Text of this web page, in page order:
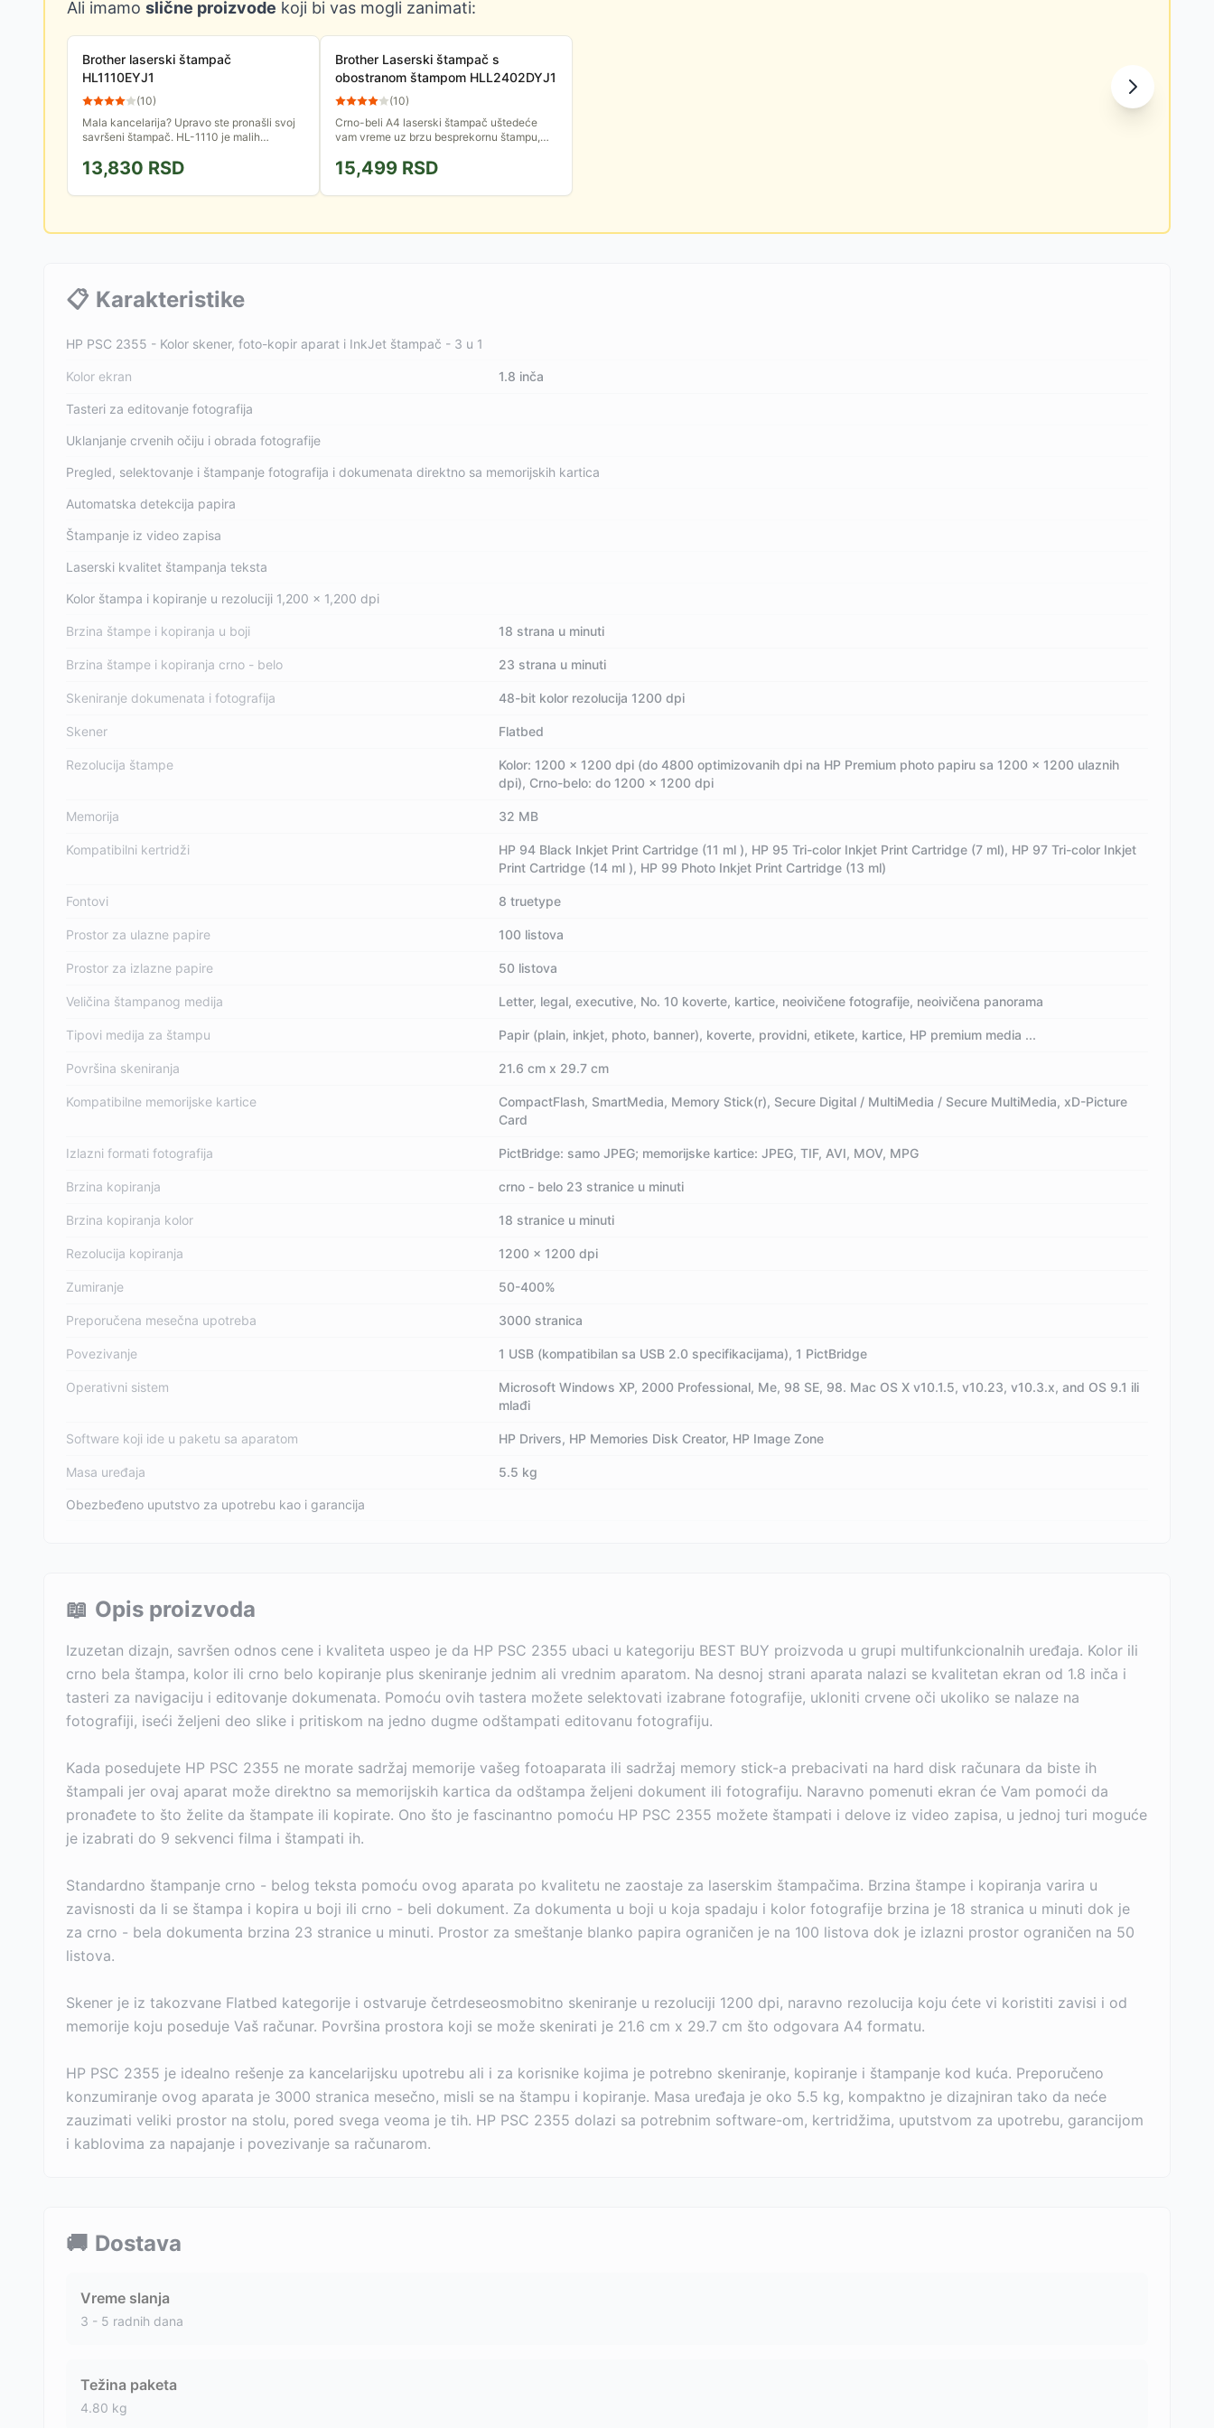
Ali imamo slične proizvode koji bi vas mogli zanimati:
Brother laserski štampač
HL1110EYJ1
(10)
Mala kancelarija? Upravo ste pronašli svoj
savršeni štampač. HL-1110 je malih
prvu stranicu za manje od...
13,830 RSD
Brother Laserski štampač s
obostranom štampom HLL2402DYJ1
(10)
Crno-beli A4 laserski štampač uštedeće
vam vreme uz brzu besprekornu štampu,
kapacitet papira. Povećajte...
15,499 RSD
📋 Karakteristike
HP PSC 2355 - Kolor skener, foto-kopir aparat i InkJet štampač - 3 u 1
Kolor ekran 1.8 inča
Tasteri za editovanje fotografija
Uklanjanje crvenih očiju i obrada fotografije
Pregled, selektovanje i štampanje fotografija i dokumenata direktno sa memorijskih kartica
Automatska detekcija papira
Štampanje iz video zapisa
Laserski kvalitet štampanja teksta
Kolor štampa i kopiranje u rezoluciji 1,200 x 1,200 dpi
Brzina štampe i kopiranja u boji 18 strana u minuti
Brzina štampe i kopiranja crno - belo 23 strana u minuti
Skeniranje dokumenata i fotografija 48-bit kolor rezolucija 1200 dpi
Skener Flatbed
Rezolucija štampe
Kolor: 1200 x 1200 dpi (do 4800 optimizovanih dpi na HP Premium photo papiru sa 1200 x 1200 ulaznih
dpi), Crno-belo: do 1200 x 1200 dpi
Memorija 32 MB
Kompatibilni kertridži
HP 94 Black Inkjet Print Cartridge (11 ml ), HP 95 Tri-color Inkjet Print Cartridge (7 ml), HP 97 Tri-color Inkjet
Print Cartridge (14 ml ), HP 99 Photo Inkjet Print Cartridge (13 ml)
Fontovi 8 truetype
Prostor za ulazne papire 100 listova
Prostor za izlazne papire 50 listova
Veličina štampanog medija Letter, legal, executive, No. 10 koverte, kartice, neoivičene fotografije, neoivičena panorama
Tipovi medija za štampu Papir (plain, inkjet, photo, banner), koverte, providni, etikete, kartice, HP premium media ...
Površina skeniranja 21.6 cm x 29.7 cm
Kompatibilne memorijske kartice
CompactFlash, SmartMedia, Memory Stick(r), Secure Digital / MultiMedia / Secure MultiMedia, xD-Picture
Card
Izlazni formati fotografija PictBridge: samo JPEG; memorijske kartice: JPEG, TIF, AVI, MOV, MPG
Brzina kopiranja crno - belo 23 stranice u minuti
Brzina kopiranja kolor 18 stranice u minuti
Rezolucija kopiranja 1200 x 1200 dpi
Zumiranje 50-400%
Preporučena mesečna upotreba 3000 stranica
Povezivanje 1 USB (kompatibilan sa USB 2.0 specifikacijama), 1 PictBridge
Operativni sistem
Microsoft Windows XP, 2000 Professional, Me, 98 SE, 98. Mac OS X v10.1.5, v10.23, v10.3.x, and OS 9.1 ili
mlađi
Software koji ide u paketu sa aparatom HP Drivers, HP Memories Disk Creator, HP Image Zone
Masa uređaja 5.5 kg
Obezbeđeno uputstvo za upotrebu kao i garancija
📖 Opis proizvoda
Izuzetan dizajn, savršen odnos cene i kvaliteta uspeo je da HP PSC 2355 ubaci u kategoriju BEST BUY proizvoda u grupi multifunkcionalnih uređaja. Kolor ili
crno bela štampa, kolor ili crno belo kopiranje plus skeniranje jednim ali vrednim aparatom. Na desnoj strani aparata nalazi se kvalitetan ekran od 1.8 inča i
tasteri za navigaciju i editovanje dokumenata. Pomoću ovih tastera možete selektovati izabrane fotografije, ukloniti crvene oči ukoliko se nalaze na
fotografiji, iseći željeni deo slike i pritiskom na jedno dugme odštampati editovanu fotografiju.
Kada posedujete HP PSC 2355 ne morate sadržaj memorije vašeg fotoaparata ili sadržaj memory stick-a prebacivati na hard disk računara da biste ih
štampali jer ovaj aparat može direktno sa memorijskih kartica da odštampa željeni dokument ili fotografiju. Naravno pomenuti ekran će Vam pomoći da
pronađete to što želite da štampate ili kopirate. Ono što je fascinantno pomoću HP PSC 2355 možete štampati i delove iz video zapisa, u jednoj turi moguće
je izabrati do 9 sekvenci filma i štampati ih.
Standardno štampanje crno - belog teksta pomoću ovog aparata po kvalitetu ne zaostaje za laserskim štampačima. Brzina štampe i kopiranja varira u
zavisnosti da li se štampa i kopira u boji ili crno - beli dokument. Za dokumenta u boji u koja spadaju i kolor fotografije brzina je 18 stranica u minuti dok je
za crno - bela dokumenta brzina 23 stranice u minuti. Prostor za smeštanje blanko papira ograničen je na 100 listova dok je izlazni prostor ograničen na 50
listova.
Skener je iz takozvane Flatbed kategorije i ostvaruje četrdeseosmobitno skeniranje u rezoluciji 1200 dpi, naravno rezolucija koju ćete vi koristiti zavisi i od
memorije koju poseduje Vaš računar. Površina prostora koji se može skenirati je 21.6 cm x 29.7 cm što odgovara A4 formatu.
HP PSC 2355 je idealno rešenje za kancelarijsku upotrebu ali i za korisnike kojima je potrebno skeniranje, kopiranje i štampanje kod kuća. Preporučeno
konzumiranje ovog aparata je 3000 stranica mesečno, misli se na štampu i kopiranje. Masa uređaja je oko 5.5 kg, kompaktno je dizajniran tako da neće
zauzimati veliki prostor na stolu, pored svega veoma je tih. HP PSC 2355 dolazi sa potrebnim software-om, kertridžima, uputstvom za upotrebu, garancijom
i kablovima za napajanje i povezivanje sa računarom.
🚚 Dostava
Vreme slanja
3 - 5 radnih dana
Težina paketa
4.80 kg